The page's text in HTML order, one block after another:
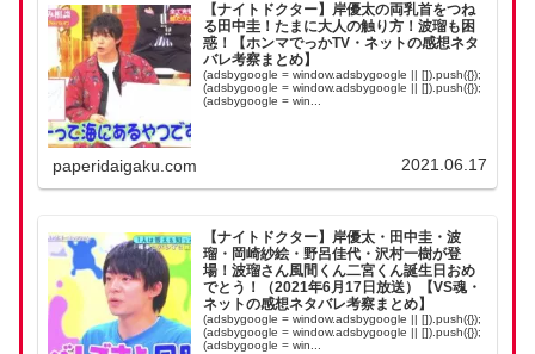
【ナイトドクター】岸優太の両乳首をつね
る田中圭！たまに大人の触り方！波瑠も困
惑！【ホンマでっかTV・ネットの感想ネタ
バレ考察まとめ】
(adsbygoogle = window.adsbygoogle || []).push({});
(adsbygoogle = window.adsbygoogle || []).push({});
(adsbygoogle = win...
paperidaigaku.com 2021.06.17
【ナイトドクター】岸優太・田中圭・波
瑠・岡崎紗絵・野呂佳代・沢村一樹が登
場！波瑠さん風間くん二宮くん誕生日おめ
でとう！（2021年6月17日放送）【VS魂・
ネットの感想ネタバレ考察まとめ】
(adsbygoogle = window.adsbygoogle || []).push({});
(adsbygoogle = window.adsbygoogle || []).push({});
(adsbygoogle = win...